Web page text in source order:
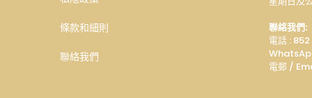
條款和細則
聯絡我們
聯絡我們:
電話 :
電郵 /